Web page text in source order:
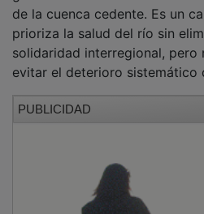
de la cuenca cedente. Es un
prioriza la salud del río sin
solidaridad interregional, pero
evitar el deterioro sistemático
PUBLICIDAD